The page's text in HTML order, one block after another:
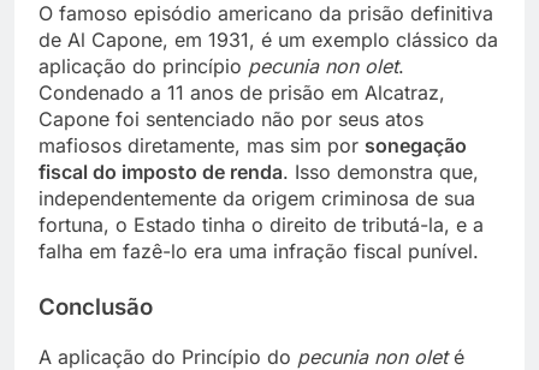
O famoso episódio americano da prisão definitiva
de Al Capone, em 1931, é um exemplo clássico da
aplicação do princípio pecunia non olet.
Condenado a 11 anos de prisão em Alcatraz,
Capone foi sentenciado não por seus atos
mafiosos diretamente, mas sim por sonegação
fiscal do imposto de renda. Isso demonstra que,
independentemente da origem criminosa de sua
fortuna, o Estado tinha o direito de tributá-la, e a
falha em fazê-lo era uma infração fiscal punível.
Conclusão
A aplicação do Princípio do pecunia non oleté